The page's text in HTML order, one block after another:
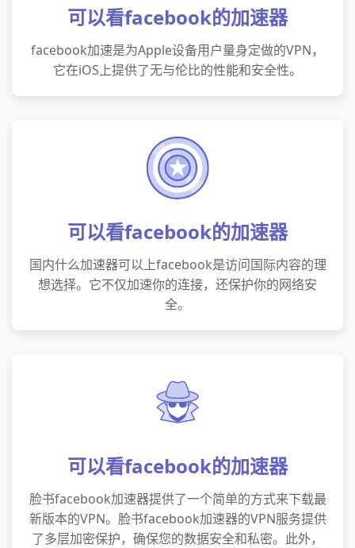
可以看facebook的加速器
facebook加速是为Apple设备用户量身定做的VPN，
它在iOS上提供了无与伦比的性能和安全性。
可以看facebook的加速器
国内什么加速器可以上facebook是访问国际内容的理
想选择。它不仅加速你的连接，还保护你的网络安
全。
可以看facebook的加速器
脸书facebook加速器提供了一个简单的方式来下载最
新版本的VPN。脸书facebook加速器的VPN服务提供
了多层加密保护，确保您的数据安全和私密。此外，